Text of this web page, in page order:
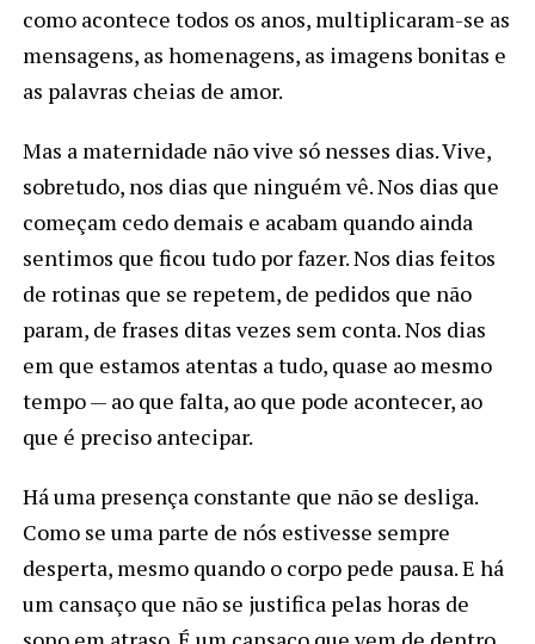
como acontece todos os anos, multiplicaram-se as
mensagens, as homenagens, as imagens bonitas e
as palavras cheias de amor.
Mas a maternidade não vive só nesses dias. Vive,
sobretudo, nos dias que ninguém vê. Nos dias que
começam cedo demais e acabam quando ainda
sentimos que ficou tudo por fazer. Nos dias feitos
de rotinas que se repetem, de pedidos que não
param, de frases ditas vezes sem conta. Nos dias
em que estamos atentas a tudo, quase ao mesmo
tempo — ao que falta, ao que pode acontecer, ao
que é preciso antecipar.
Há uma presença constante que não se desliga.
Como se uma parte de nós estivesse sempre
desperta, mesmo quando o corpo pede pausa. E há
um cansaço que não se justifica pelas horas de